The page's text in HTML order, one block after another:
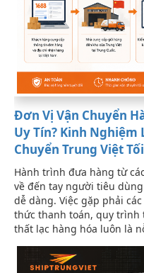
Đơn Vị Vận Chuyển
Uy Tín? Kinh Nghiệm
Chuyển Trung Việt
Hành trình đưa hàng từ
về đến tay người tiêu
dễ dàng. Việc gặp phải
thức thanh toán, quy
thất lạc hàng hóa luôn là